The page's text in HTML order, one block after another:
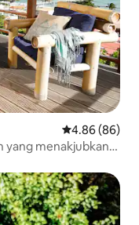
Penarafan
4.86 (86)
yang menakjubkan,